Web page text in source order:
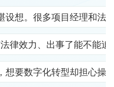
想。很多项目经理和法
效力、出事了能不能
要数字化转型却担心操